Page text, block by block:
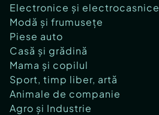
Electronice și electrocasnice
Modă și frumusețe
Piese auto
Casă și grădină
Mama și copilul
Sport, timp liber, artă
Animale de companie
Agro și Industrie